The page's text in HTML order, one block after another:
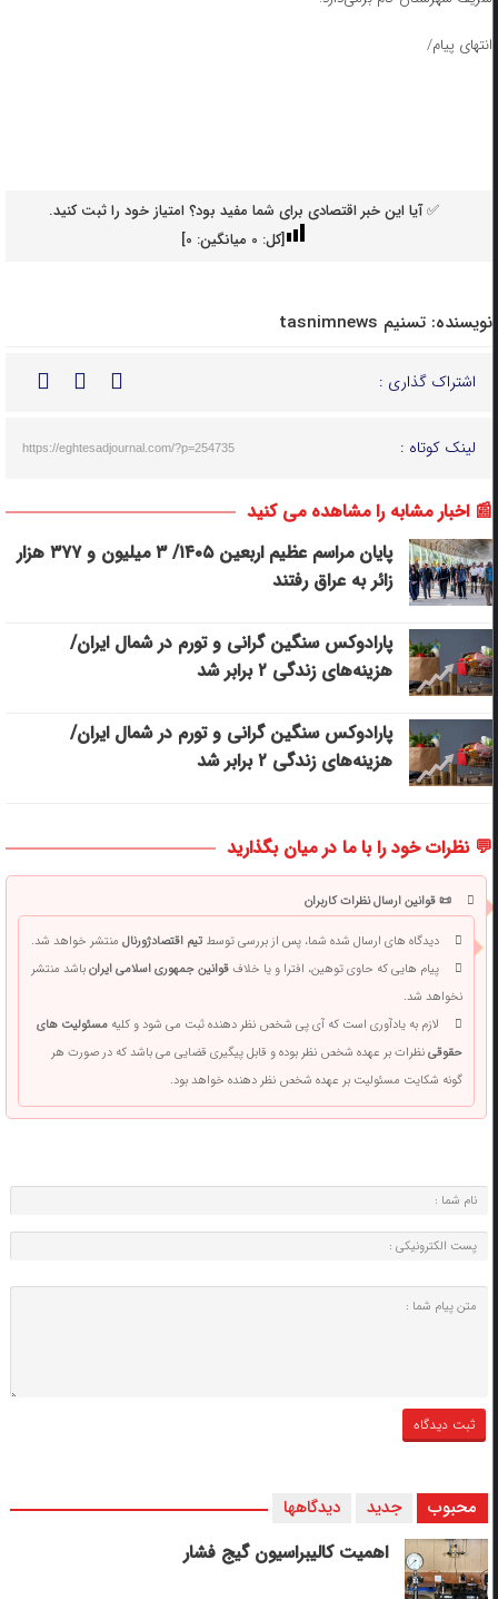
انتهای پیام/
✅ آیا این خبر اقتصادی برای شما مفید بود؟ امتیاز خود را ثبت کنید.
[کل: 0میانگین: 0
]
نویسنده: تسنیم tasnimnews
اشتراک گذاری :
لینک کوتاه : https://eghtesadjournal.com/?p=254735
📰 اخبار مشابه را مشاهده می کنید
پایان مراسم عظیم اربعین ۱۴۰۵/ ‌۳ میلیون و ۳۷۷ ‌هزار
زائر به عراق رفتند
پارادوکس سنگین گرانی و تورم در شمال ایران/
هزینه‌های زندگی ۲ برابر ‌شد
پارادوکس سنگین گرانی و تورم در شمال ایران/
هزینه‌های زندگی ۲ برابر ‌شد
💬 نظرات خود را با ما در میان بگذارید
📜 قوانین ارسال نظرات کاربران
دیدگاه های ارسال شده شما، پس از بررسی توسطتیم اقتصادژورنالمنتشر خواهد شد.
پیام هایی که حاوی توهین، افترا و یا خلافقوانین جمهوری اسلامی ایرانباشد منتشر
نخواهد شد.
لازم به یادآوری است که آی پی شخص نظر دهنده ثبت می شود و کلیهمسئولیت های
حقوقینظرات بر عهده شخص نظر بوده و قابل پیگیری قضایی می باشد که در صورت هر
گونه شکایت مسئولیت بر عهده شخص نظر دهنده خواهد بود.
محبوب جدید دیدگاهها
اهمیت کالیبراسیون گیج فشار